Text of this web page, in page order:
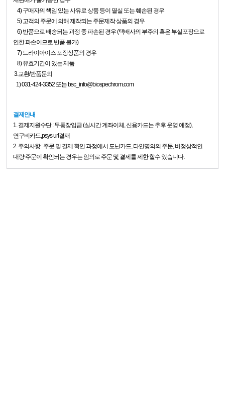
4) 구매자의 책임 있는 사유로 상품 등이 멸실 또는 훼손된 경우
5) 고객의 주문에 의해 제작되는 주문제작 상품의 경우
6) 반품으로 배송되는 과정 중 파손된 경우 (택배사의 부주의 혹은 부실포장으로
인한 파손이므로 반품 불가)
7) 드라이아이스 포장상품의 경우
8) 유효기간이 있는 제품
3.교환/반품문의
1) 031-424-3352 또는 bsc_info@biospechrom.com
결제안내
1. 결제지원수단 : 무통장입금 (실시간 계좌이체, 신용카드는 추후 운영 예정),
연구비카드,psys url결재
2. 주의사항 : 주문 및 결제 확인 과정에서 도난카드, 타인명의의 주문, 비정상적인
대량 주문이 확인되는 경우는 임의로 주문 및 결제를 제한 할수 있습니다.